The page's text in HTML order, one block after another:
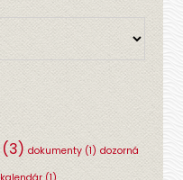
(3) dokumenty (1) dozorná